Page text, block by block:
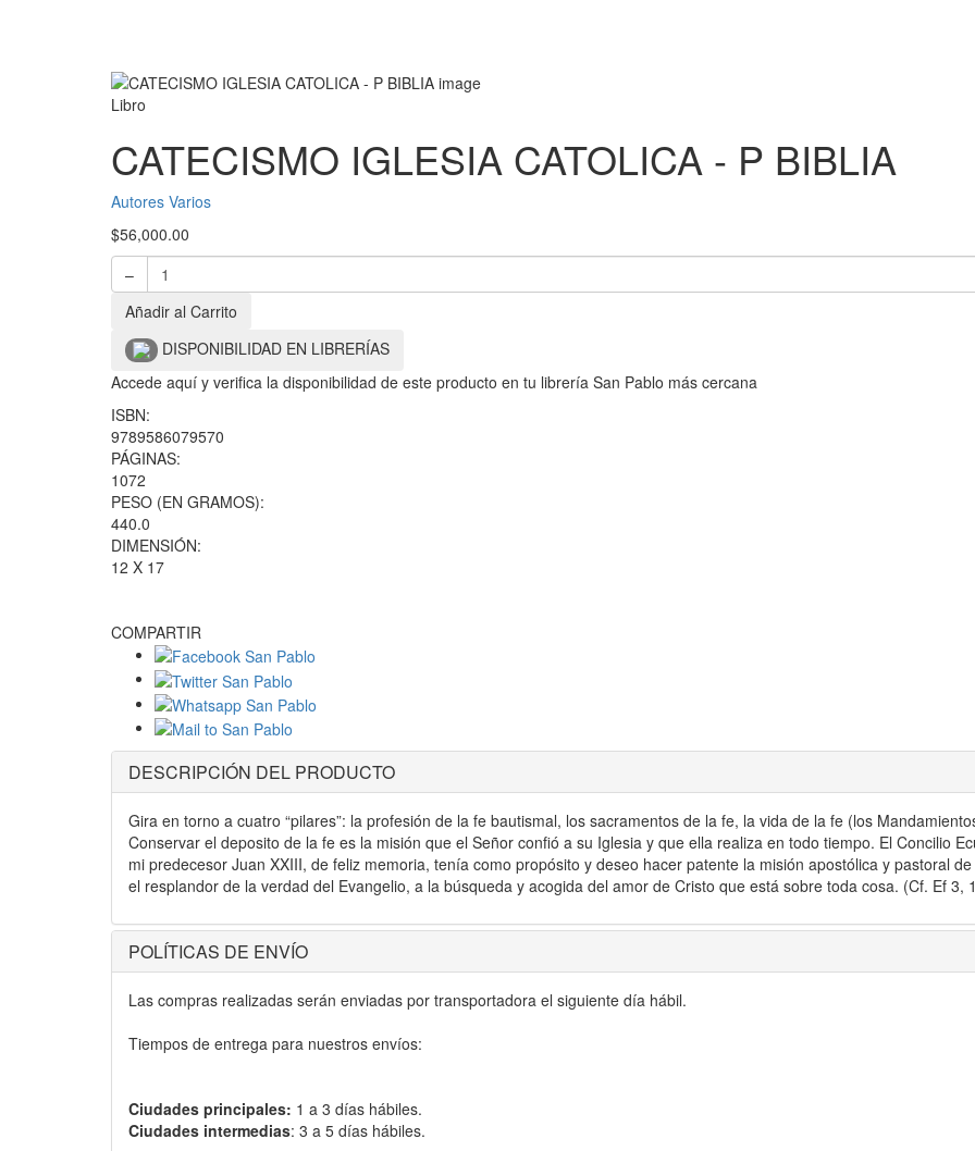
Libro
CATECISMO IGLESIA CATOLICA - P BIBLIA
Autores Varios
$56,000.00
–
Añadir al Carrito
DISPONIBILIDAD EN LIBRERÍAS
Accede aquí y verifica la disponibilidad de este producto en tu librería San Pablo más cercana
ISBN:
9789586079570
PÁGINAS:
1072
PESO (EN GRAMOS):
440.0
DIMENSIÓN:
12 X 17
COMPARTIR
DESCRIPCIÓN DEL PRODUCTO
Gira en torno a cuatro “pilares”: la profesión de la fe bautismal, los sacramentos de la fe, la vida de la fe (los
Conservar el deposito de la fe es la misión que el Señor confió a su Iglesia y que ella realiza en todo tiempo. El Concilio
mi predecesor Juan XXIII, de feliz memoria, tenía como propósito y deseo hacer patente la misión apostólica y pastoral
el resplandor de la verdad del Evangelio, a la búsqueda y acogida del amor de Cristo que está sobre toda cosa. (Cf. Ef 3,
POLÍTICAS DE ENVÍO
Las compras realizadas serán enviadas por transportadora el siguiente día hábil.
Tiempos de entrega para nuestros envíos:
Ciudades principales: 1 a 3 días hábiles.
Ciudades intermedias: 3 a 5 días hábiles.